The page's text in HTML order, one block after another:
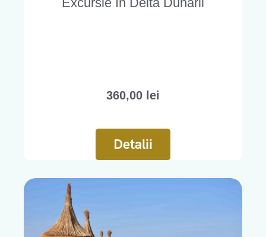
360,00 lei
Detalii